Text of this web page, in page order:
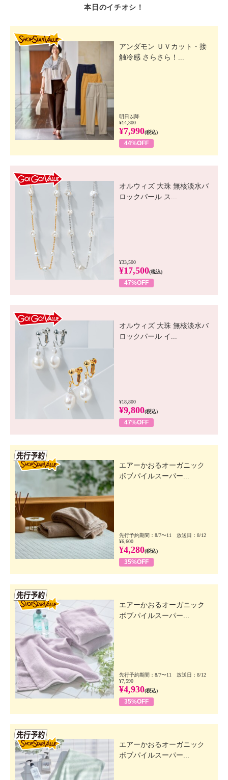
本日のイチオシ！
アンダモン ＵＶカット・接
触冷感 さらさら！...
明日以降
¥14,300
¥7,990(税込)
44%OFF
オルウィズ 大珠 無核淡水バ
ロックパール ス...
¥33,500
¥17,500(税込)
47%OFF
オルウィズ 大珠 無核淡水バ
ロックパール イ...
¥18,800
¥9,800(税込)
47%OFF
エアーかおるオーガニック
ボブパイルスーパー...
先行予約期間：8/7〜11 放送日：8/12
¥6,600
¥4,280(税込)
35%OFF
エアーかおるオーガニック
ボブパイルスーパー...
先行予約期間：8/7〜11 放送日：8/12
¥7,590
¥4,930(税込)
35%OFF
エアーかおるオーガニック
ボブパイルスーパー...